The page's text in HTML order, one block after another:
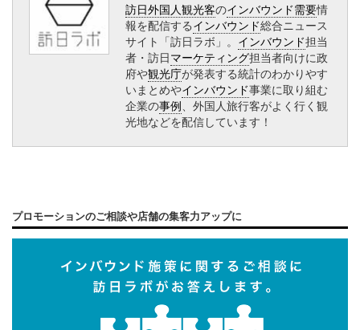
訪日外国人観光客のインバウンド需要情
報を配信するインバウンド総合ニュース
サイト「訪日ラボ」。 インバウンド担当
者・訪日マーケティング担当者向けに政
府や観光庁が発表する統計のわかりやす
いまとめやインバウンド事業に取り組む
企業の事例、外国人旅行客がよく行く観
光地などを配信しています！
プロモーションのご相談や店舗の集客力アップに